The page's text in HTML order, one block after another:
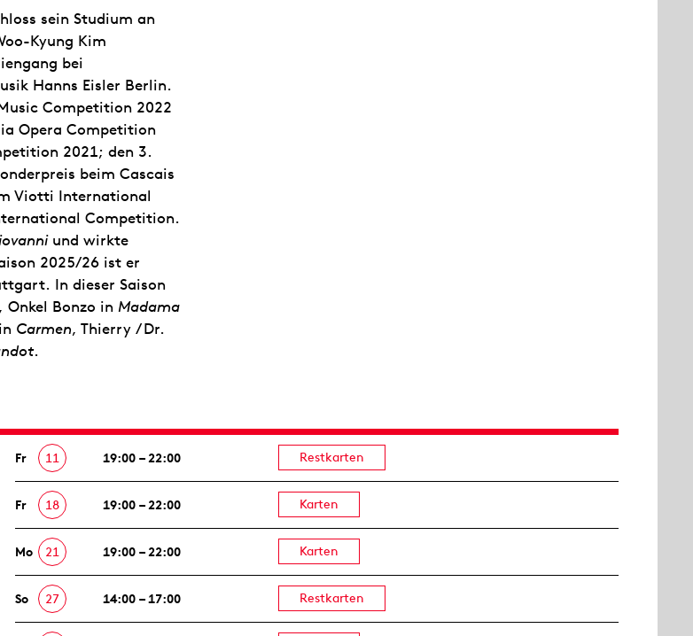
sein Studium an
Kyung Kim
bei
Hanns Eisler Berlin.
Competition 2022
Opera Competition
2021; den 3.
beim Cascais
Viotti International
Competition.
und wirkte
2025/26 ist er
In dieser Saison
, Onkel Bonzo in Madama
Carmen, Thierry / Dr.
.
Fr 11 19:00 – 22:00 Restkarten
Fr 18 19:00 – 22:00 Karten
Mo 21 19:00 – 22:00 Karten
So 27 14:00 – 17:00 Restkarten